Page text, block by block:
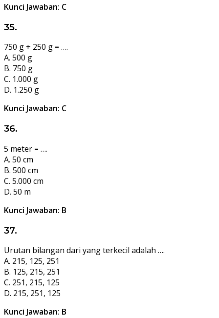
Kunci Jawaban: C
35.
750 g + 250 g = ….
A. 500 g
B. 750 g
C. 1.000 g
D. 1.250 g
Kunci Jawaban: C
36.
5 meter = ….
A. 50 cm
B. 500 cm
C. 5.000 cm
D. 50 m
Kunci Jawaban: B
37.
Urutan bilangan dari yang terkecil adalah ….
A. 215, 125, 251
B. 125, 215, 251
C. 251, 215, 125
D. 215, 251, 125
Kunci Jawaban: B